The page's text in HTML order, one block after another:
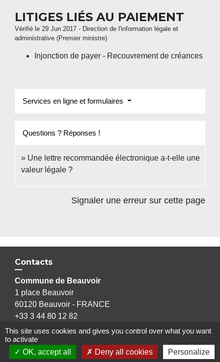
LITIGES LIÉS AU PAIEMENT
Vérifié le 29 Jun 2017 - Direction de l'information légale et
administrative (Premier ministre)
Injonction de payer - Recouvrement de créances
Services en ligne et formulaires
Questions ? Réponses !
Une lettre recommandée électronique a-t-elle une
valeur légale ?
Signaler une erreur sur cette page
Contacts
Commune de Beauvoir
1 place Beauvoir
60120 Beauvoir - FRANCE
+33 3 44 80 12 82
Contact par formulaire
This site uses cookies and gives you control over what you want
to activate
OK, accept all
Deny all cookies Personalize